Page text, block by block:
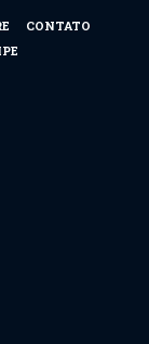
CONTATO